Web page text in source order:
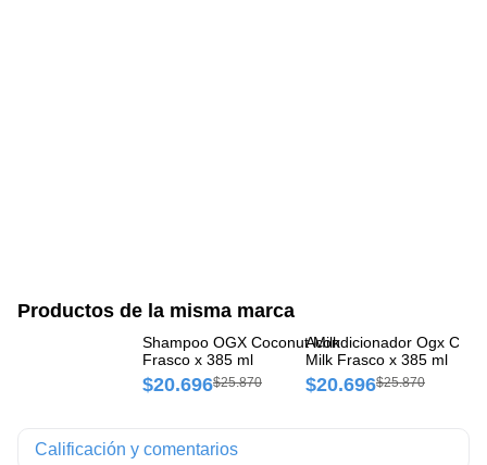
Productos de la misma marca
Shampoo OGX Coconut Milk
Frasco x 385 ml
$20.696$25.870
Acondicionador Ogx
Milk Frasco x 385 ml
$20.696$25.870
Calificación y comentarios